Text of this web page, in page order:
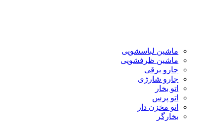
ماشین لباسشویی
ماشین ظرفشویی
جارو برقی
جارو شارژی
اتو بخار
اتو پرس
اتو مخزن دار
بخارگر